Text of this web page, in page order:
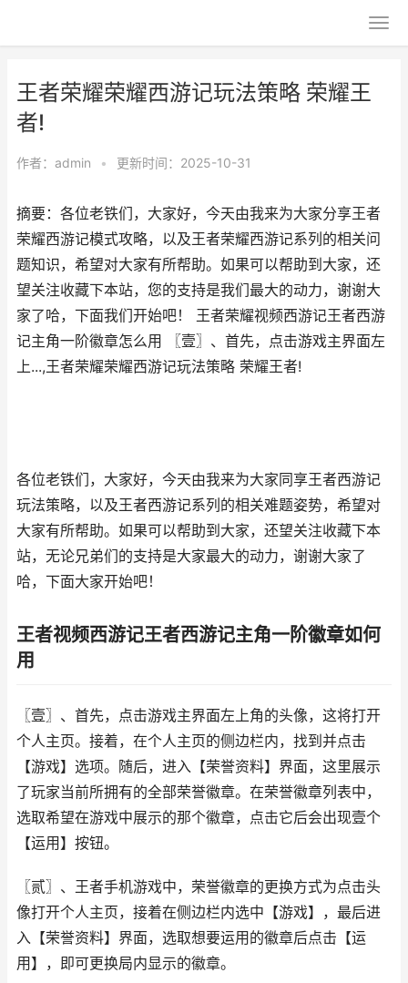
王者荣耀荣耀西游记玩法策略 荣耀王
者!
作者： admin • 更新时间：2025-10-31
摘要：各位老铁们，大家好，今天由我来为大家分享王者
荣耀西游记模式攻略，以及王者荣耀西游记系列的相关问
题知识，希望对大家有所帮助。如果可以帮助到大家，还
望关注收藏下本站，您的支持是我们最大的动力，谢谢大
家了哈，下面我们开始吧！ 王者荣耀视频西游记王者西游
记主角一阶徽章怎么用 〖壹〗、首先，点击游戏主界面左
上...,王者荣耀荣耀西游记玩法策略 荣耀王者!
各位老铁们，大家好，今天由我来为大家同享王者西游记
玩法策略，以及王者西游记系列的相关难题姿势，希望对
大家有所帮助。如果可以帮助到大家，还望关注收藏下本
站，无论兄弟们的支持是大家最大的动力，谢谢大家了
哈，下面大家开始吧！
王者视频西游记王者西游记主角一阶徽章如何
用
〖壹〗、首先，点击游戏主界面左上角的头像，这将打开
个人主页。接着，在个人主页的侧边栏内，找到并点击
【游戏】选项。随后，进入【荣誉资料】界面，这里展示
了玩家当前所拥有的全部荣誉徽章。在荣誉徽章列表中，
选取希望在游戏中展示的那个徽章，点击它后会出现壹个
【运用】按钮。
〖贰〗、王者手机游戏中，荣誉徽章的更换方式为点击头
像打开个人主页，接着在侧边栏内选中【游戏】，最后进
入【荣誉资料】界面，选取想要运用的徽章后点击【运
用】，即可更换局内显示的徽章。